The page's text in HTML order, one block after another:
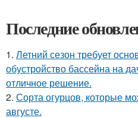
Последние
1. Летний сезон требует
обустройство бассейна на
отличное решение.
2. Сорта огурцов, которые
августе.